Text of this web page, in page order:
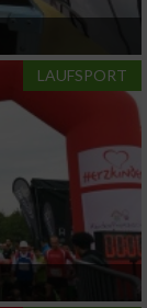
LAUFSPORT